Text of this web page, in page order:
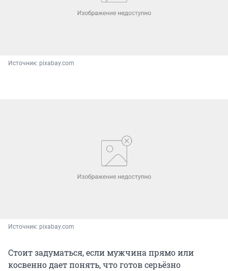
Источник: pixabay.com
Источник: pixabay.com
Стоит задуматься, если мужчина прямо или
косвенно дает понять, что готов серьёзно